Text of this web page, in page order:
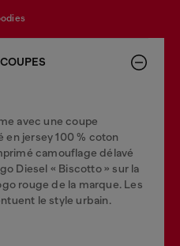
avec une coupe
jersey 100 % coton
camouflage délavé
Diesel « Biscotto » sur la
rouge de la marque. Les
le style urbain.